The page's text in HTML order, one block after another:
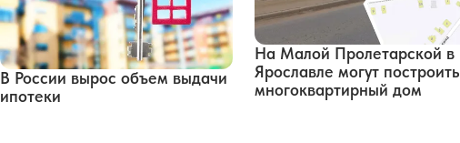
В России вырос объем выдачи
ипотеки
На Малой Пролетарской в
Ярославле могут построить
многоквартирный дом